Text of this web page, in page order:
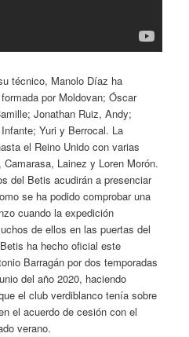
técnico, Manolo Díaz ha
por Moldovan; Óscar
Jonathan Ruiz, Andy;
Yuri y Berrocal. La
el Reino Unido con varias
Lainez y Loren Morón.
del Betis acudirán a presenciar
se ha podido comprobar una
cuando la expedición
de ellos en las puertas del
ha hecho oficial este
Barragán por dos temporadas
del año 2020, haciendo
el club verdiblanco tenía sobre
el acuerdo de cesión con el
verano.